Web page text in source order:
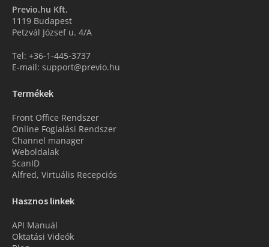
Previo.hu Kft.
1119 Budapest
Petzvál József u. 4/A
Tel: +36-1-445-3737
E-mail: support@previo.hu
Termékek
Front Office Rendszer
Online Foglalási Rendszer
Channel manager
Weboldalak
ScanID
Alfred, Virtuális Recepciós
Hasznos linkek
API Manuál
Oktatási Videók